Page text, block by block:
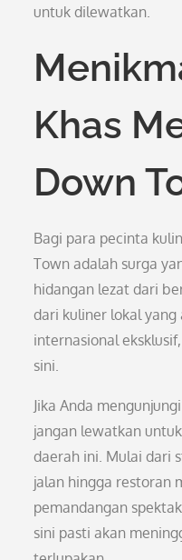
untuk dilewatkan.
Khas
Down
Bagi para pecinta
Town adalah surga
hidangan lezat dari
dari kuliner lokal
internasional
sini.
Jika Anda
jangan lewatkan
daerah ini. Mulai dari
jalan hingga restoran
pemandangan
sini pasti akan